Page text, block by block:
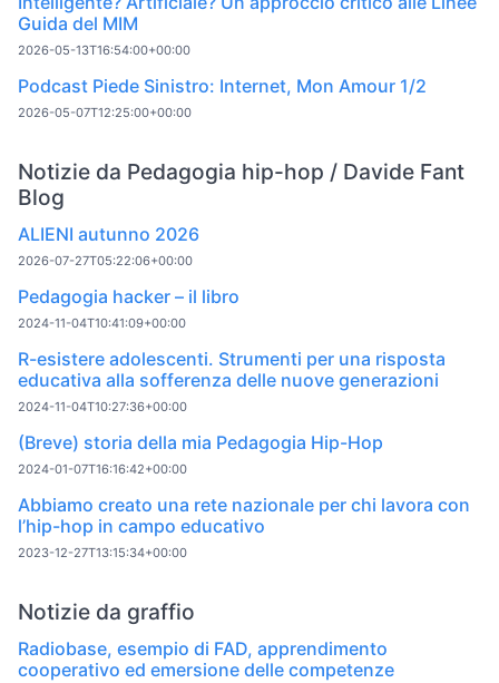
Guida del MIM
2026-05-13T16:54:00+00:00
Podcast Piede Sinistro: Internet, Mon Amour 1/2
2026-05-07T12:25:00+00:00
Notizie da Pedagogia hip-hop / Davide Fant
Blog
ALIENI autunno 2026
2026-07-27T05:22:06+00:00
Pedagogia hacker – il libro
2024-11-04T10:41:09+00:00
R-esistere adolescenti. Strumenti per una risposta
educativa alla sofferenza delle nuove generazioni
2024-11-04T10:27:36+00:00
(Breve) storia della mia Pedagogia Hip-Hop
2024-01-07T16:16:42+00:00
Abbiamo creato una rete nazionale per chi lavora con
l’hip-hop in campo educativo
2023-12-27T13:15:34+00:00
Notizie da graffio
Radiobase, esempio di FAD, apprendimento
cooperativo ed emersione delle competenze